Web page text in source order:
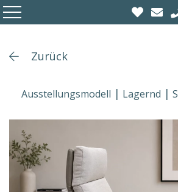
Zurück
Ausstellungsmodell Lagernd